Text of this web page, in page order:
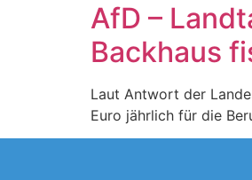
AfD –
Backhaus
Laut Antwort der
Euro jährlich für die